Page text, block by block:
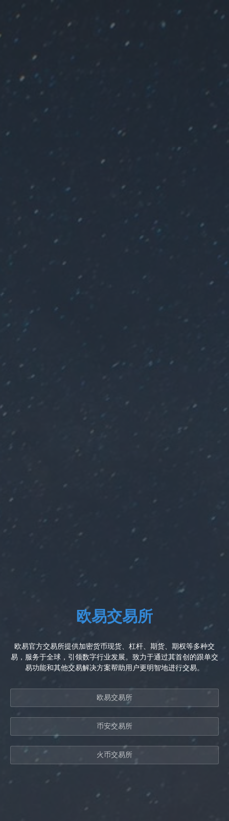
欧易交易所
欧易官方交易所提供加密货币现货、杠杆、期货、期权等多种交
易，服务于全球，引领数字行业发展。致力于通过其首创的跟单交
易功能和其他交易解决方案帮助用户更明智地进行交易。
欧易交易所
币安交易所
火币交易所